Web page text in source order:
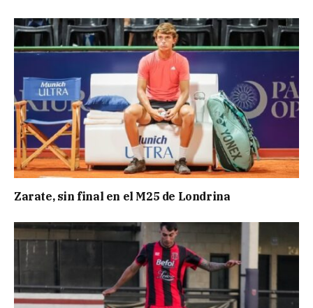
Zarate, sin final en el M25 de Londrina